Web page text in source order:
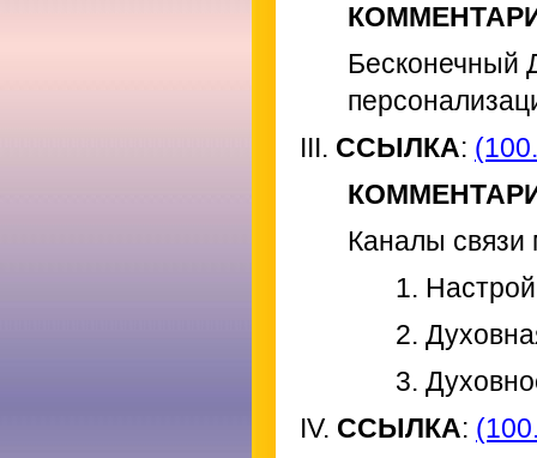
Бесконечный
III. ССЫЛКА:
Каналы
1.
2.
3.
IV. ССЫЛКА: